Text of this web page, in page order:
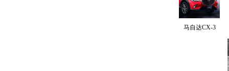
马自达CX-3